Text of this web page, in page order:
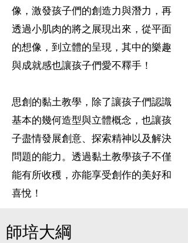
像，激發孩子們的創造力與潛力，再
透過小肌肉的將之展現出來，從平面
的想像，到立體的呈現，其中的樂趣
與成就感也讓孩子們愛不釋手！
思創的黏土教學，除了讓孩子們認識
基本的幾何造型與立體概念，也讓孩
子盡情發展創意、探索精神以及解決
問題的能力。透過黏土教學孩子不僅
能有所收穫，亦能享受創作的美好和
喜悅！
師培大綱